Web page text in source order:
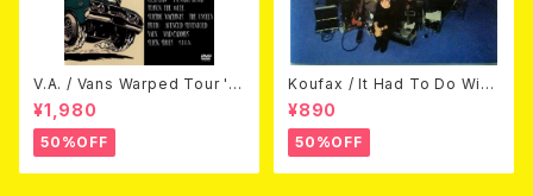
V.A. / Vans Warped Tour '0
3 (DVD)
¥1,980
50%OFF
Koufax / It Had To Do With
Love (CD)
¥890
50%OFF